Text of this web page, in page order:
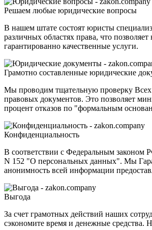
Решаем любые юридические вопросы
В нашем штате состоят юристы
различных областях права, что позволяет
гарантированно качественные услуги.
Грамотно составленные юридические
Мы проводим тщательную проверку Всех
правовых документов. Это позволяет
процент отказов по "формальным
Конфиденциальность
В соответствии с Федеральным законом
N 152 "О персональных данных". Мы
анонимность всей информации
Выгода
За счет грамотных действий наших
сэкономите время и денежные средства.